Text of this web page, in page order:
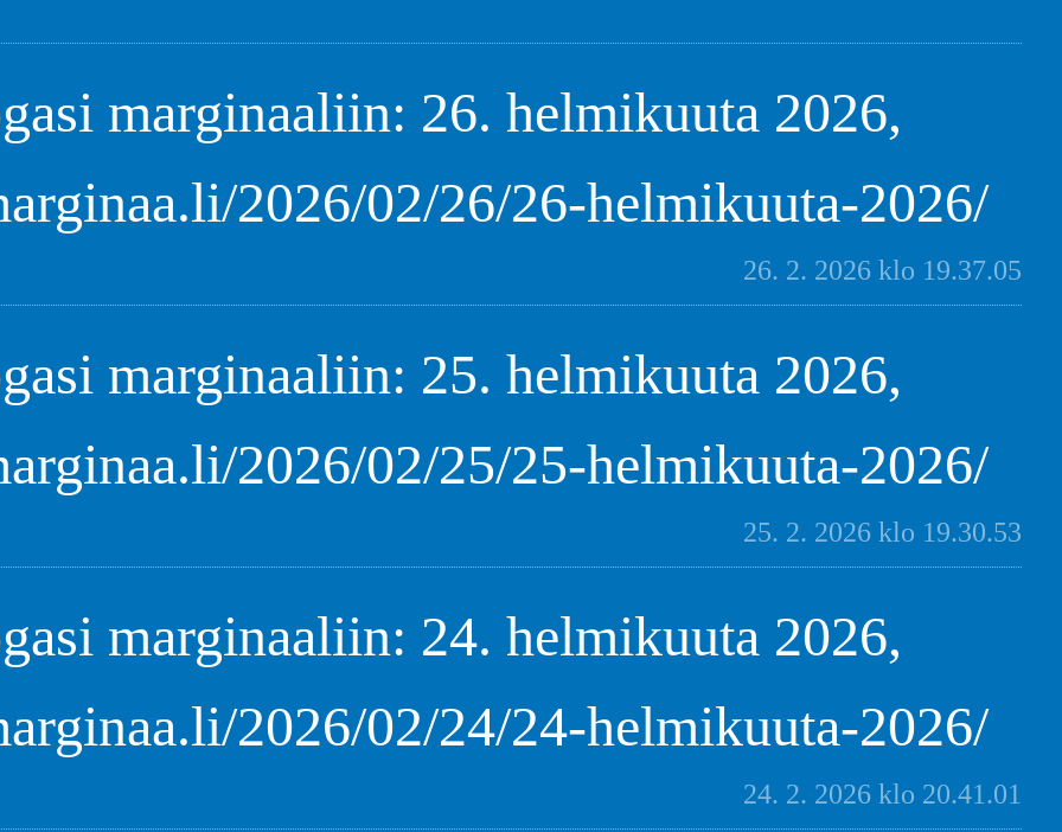
marginaaliin: 26. helmikuuta 2026,
2026/02/26/26-helmikuuta-2026/
26. 2. 2026 klo 19.37.05
marginaaliin: 25. helmikuuta 2026,
2026/02/25/25-helmikuuta-2026/
25. 2. 2026 klo 19.30.53
marginaaliin: 24. helmikuuta 2026,
2026/02/24/24-helmikuuta-2026/
24. 2. 2026 klo 20.41.01